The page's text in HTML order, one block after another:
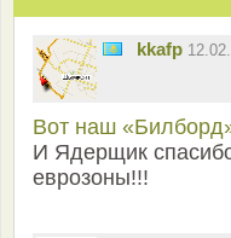
kkafp
Вот наш
И Ядерщик
еврозоны!!!